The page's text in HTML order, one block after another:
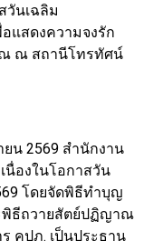
นเฉลิม
แสดงความจงรัก
ณ สถานีโทรทัศน์
น 2569 สำนักงาน
นื่องในโอกาสวัน
โดยจัดพิธีทำบุญ
พิธีถวายสัตย์ปฏิญาณ
คปภ. เป็นประธาน